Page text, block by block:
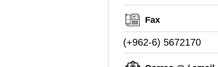
Fax
(+962-6) 5672170